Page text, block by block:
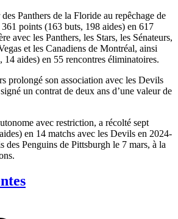
Panthers de la Floride au repêchage de
points (163 buts, 198 aides) en 617
avec les Panthers, les Stars, les Sénateurs,
et les Canadiens de Montréal, ainsi
aides) en 55 rencontres éliminatoires.
prolongé son association avec les Devils
un contrat de deux ans d’une valeur de
avec restriction, a récolté sept
en 14 matchs avec les Devils en 2024-
des Penguins de Pittsburgh le 7 mars, à la